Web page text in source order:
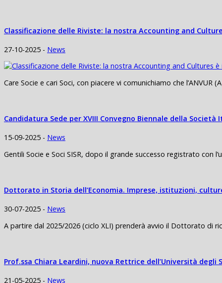
Classificazione delle Riviste: la nostra Accounting and
27-10-2025 - News
Care Socie e cari Soci, con piacere vi comunichiamo che l’ANVUR
Candidatura Sede per XVIII Convegno Biennale della
15-09-2025 - News
Gentili Socie e Soci SISR, dopo il grande successo registrato con
Dottorato in Storia dell’Economia. Imprese, istituzioni,
30-07-2025 - News
A partire dal 2025/2026 (ciclo XLI) prenderà avvio il Dottorato di
Prof.ssa Chiara Leardini, nuova Rettrice dell’Università degli
21-05-2025 - News